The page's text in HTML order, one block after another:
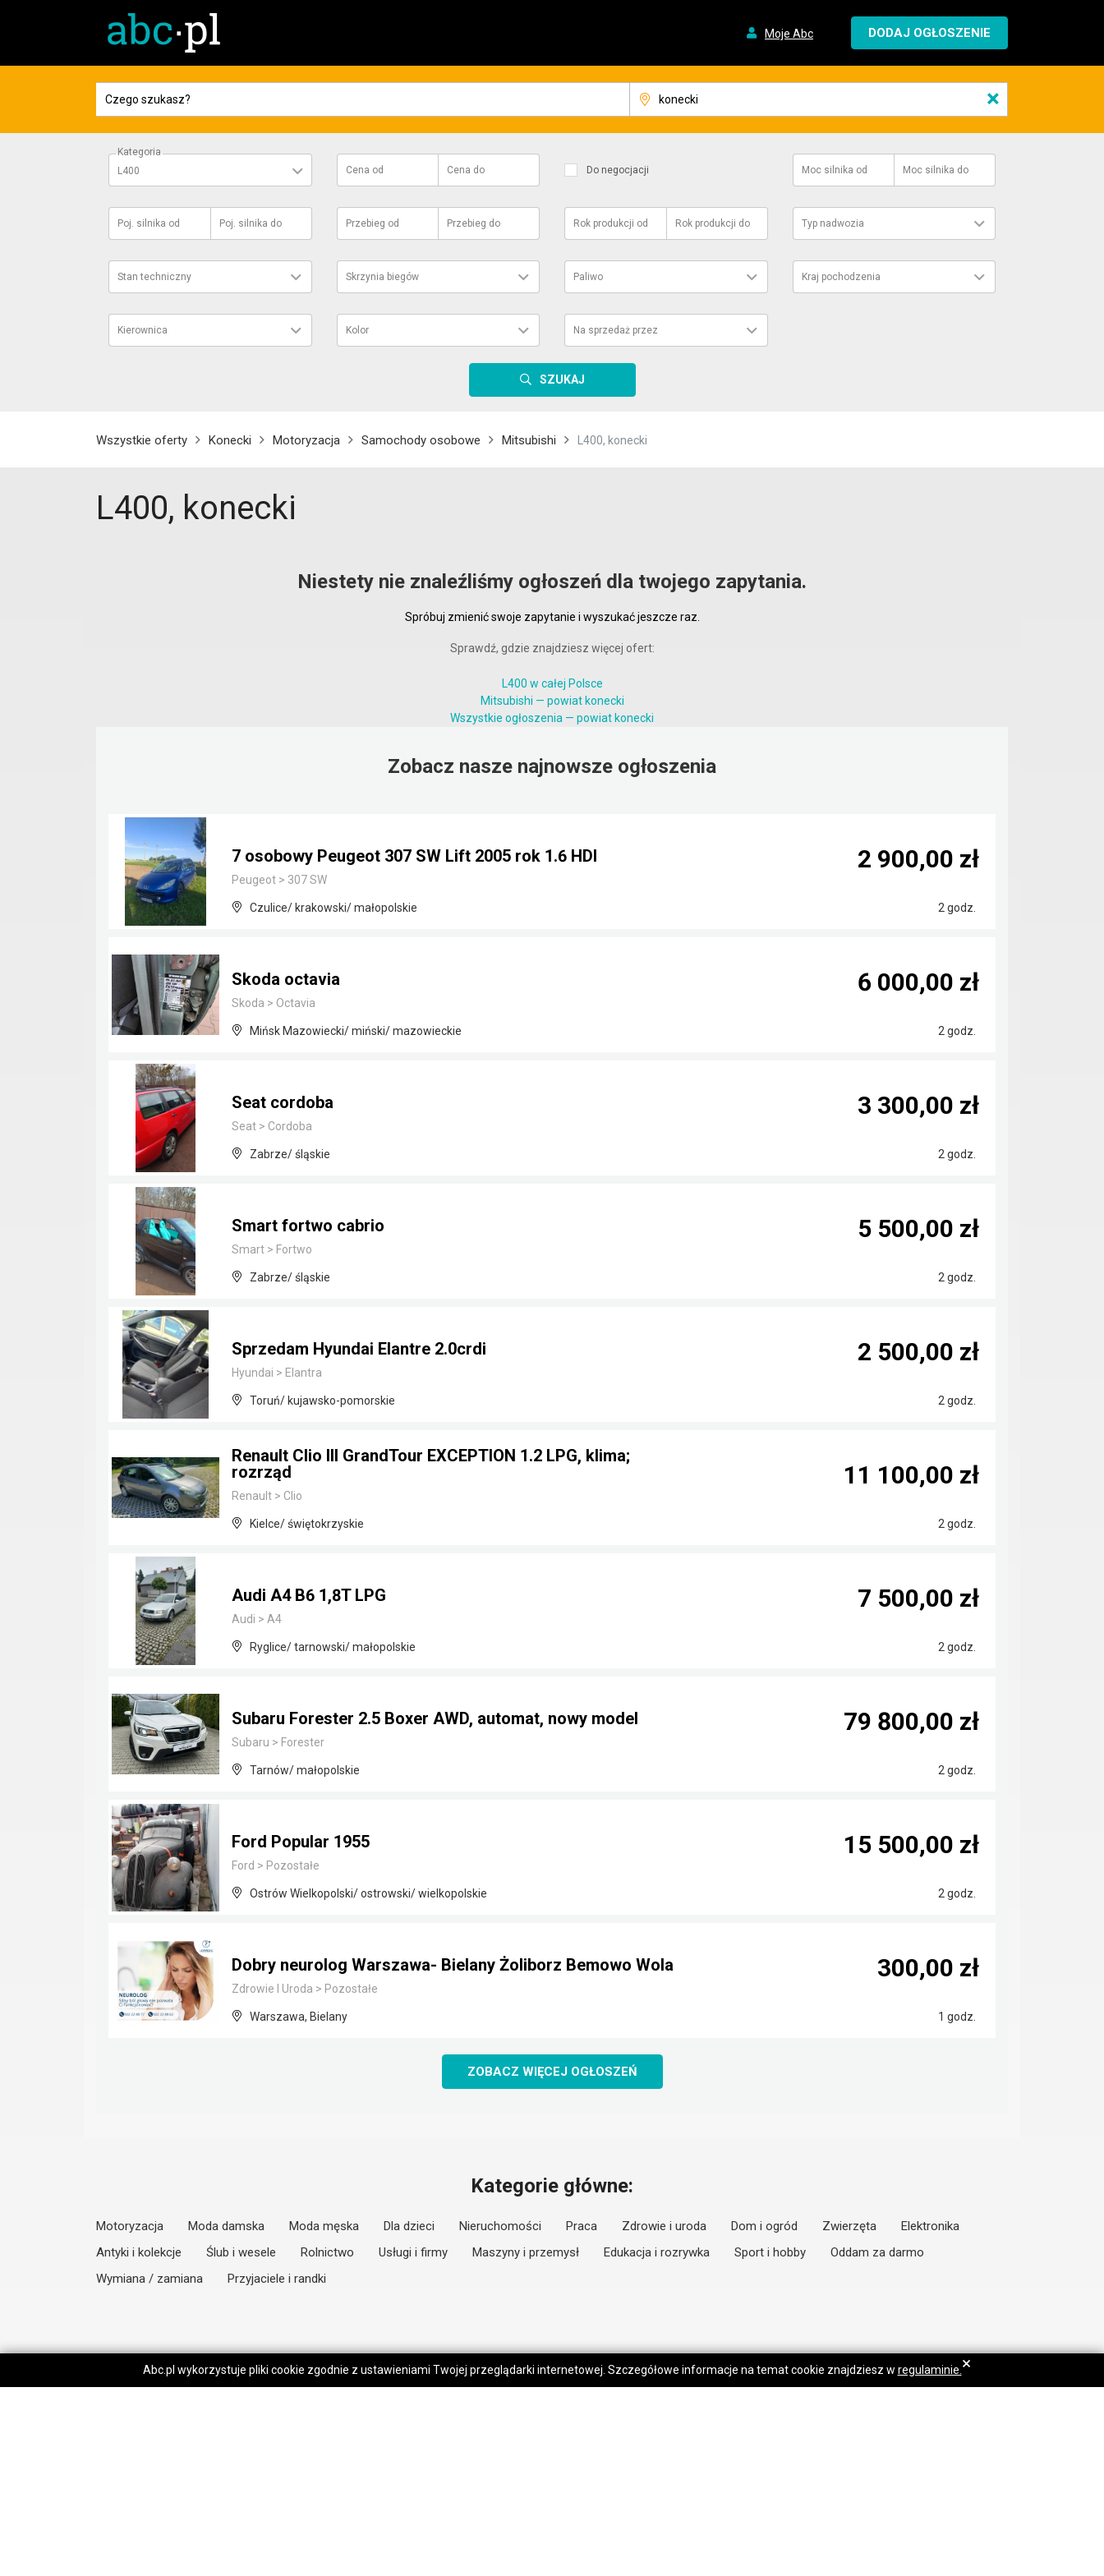
Moje Abc DODAJ OGŁOSZENIE
×
Kategoria
L400
Cena od Cena do Do negocjacji Moc silnika od Moc silnika do
Poj. silnika od Poj. silnika do Przebieg od Przebieg do Rok produkcji od Rok produkcji do Typ nadwozia
Stan techniczny Skrzynia biegów Paliwo Kraj pochodzenia
Kierownica Kolor Na sprzedaż przez
SZUKAJ
Wszystkie oferty Konecki Motoryzacja Samochody osobowe Mitsubishi L400, konecki
L400, konecki
Niestety nie znaleźliśmy ogłoszeń dla twojego zapytania.
Spróbuj zmienić swoje zapytanie i wyszukać jeszcze raz.
Sprawdź, gdzie znajdziesz więcej ofert:
L400 w całej Polsce
Mitsubishi — powiat konecki
Wszystkie ogłoszenia — powiat konecki
Zobacz nasze najnowsze ogłoszenia
7 osobowy Peugeot 307 SW Lift 2005 rok 1.6 HDI
Peugeot > 307 SW
Czulice/ krakowski/ małopolskie 2 godz.
2 900,00 zł
Skoda octavia
Skoda > Octavia
Mińsk Mazowiecki/ miński/ mazowieckie 2 godz.
6 000,00 zł
Seat cordoba
Seat > Cordoba
Zabrze/ śląskie 2 godz.
3 300,00 zł
Smart fortwo cabrio
Smart > Fortwo
Zabrze/ śląskie 2 godz.
5 500,00 zł
Sprzedam Hyundai Elantre 2.0crdi
Hyundai > Elantra
Toruń/ kujawsko-pomorskie 2 godz.
2 500,00 zł
Renault Clio III GrandTour EXCEPTION 1.2 LPG, klima;
rozrząd
Renault > Clio
Kielce/ świętokrzyskie 2 godz.
11 100,00 zł
Audi A4 B6 1,8T LPG
Audi > A4
Ryglice/ tarnowski/ małopolskie 2 godz.
7 500,00 zł
Subaru Forester 2.5 Boxer AWD, automat, nowy model
Subaru > Forester
Tarnów/ małopolskie 2 godz.
79 800,00 zł
Ford Popular 1955
Ford > Pozostałe
Ostrów Wielkopolski/ ostrowski/ wielkopolskie 2 godz.
15 500,00 zł
Dobry neurolog Warszawa- Bielany Żoliborz Bemowo Wola
Zdrowie I Uroda > Pozostałe
Warszawa, Bielany 1 godz.
300,00 zł
ZOBACZ WIĘCEJ OGŁOSZEŃ
Kategorie główne:
Motoryzacja Moda damska Moda męska Dla dzieci Nieruchomości Praca Zdrowie i uroda Dom i ogród Zwierzęta
Elektronika
Antyki i kolekcje
Ślub i wesele Rolnictwo Usługi i firmy Maszyny i przemysł Edukacja i rozrywka Sport i hobby
Oddam za darmo
Wymiana / zamiana
Przyjaciele i randki
Abc.pl wykorzystuje pliki cookie zgodnie z ustawieniami Twojej przeglądarki internetowej. Szczegółowe informacje na temat cookie znajdziesz w regulaminie. ×